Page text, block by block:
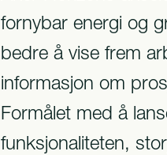
fornybar energi og
bedre å vise frem
informasjon om
Formålet med å
funksjonaliteten,